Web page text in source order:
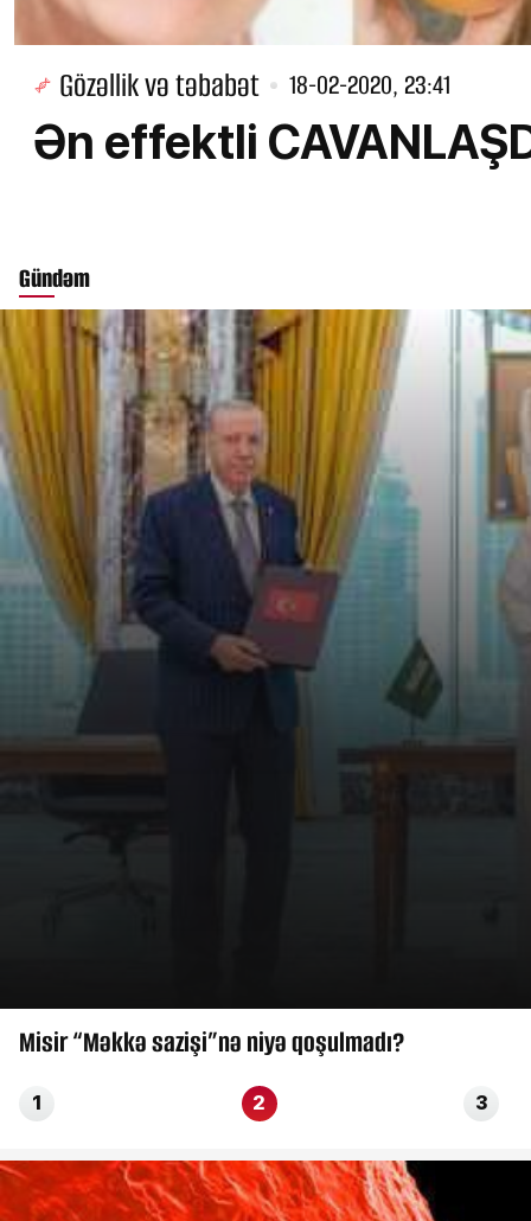
Gözəllik və təbabət 18-02-2020, 23:41
Ən effektli
Gündəm
Misir “Məkkə sazişi”nə niyə qoşulmadı?
1 2 3